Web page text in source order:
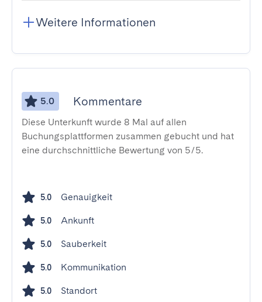
Weitere Informationen
5.0 Kommentare
Diese Unterkunft wurde 8 Mal auf allen
Buchungsplattformen zusammen gebucht und hat
eine durchschnittliche Bewertung von 5/5.
5.0 Genauigkeit
5.0 Ankunft
5.0 Sauberkeit
5.0 Kommunikation
5.0 Standort